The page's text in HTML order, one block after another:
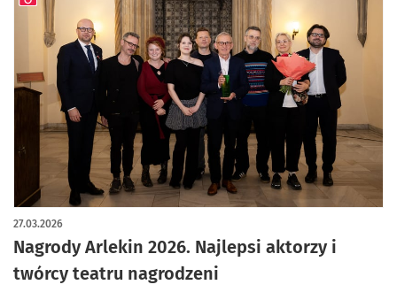
Nagrody Arlekin 2026. Najlepsi aktorzy i
twórcy teatru nagrodzeni
27.03.2026
artykuł z galerią zdjęć